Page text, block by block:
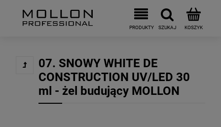
07. SNOWY WHITE DE
CONSTRUCTION UV/LED 30
ml - żel budujący MOLLON